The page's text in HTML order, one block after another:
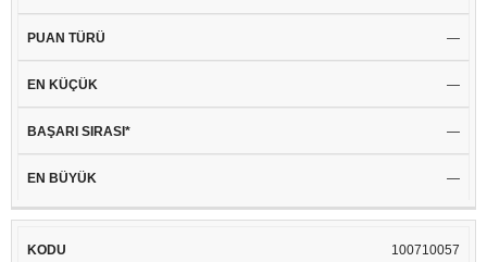
—
—
—
—
100710057